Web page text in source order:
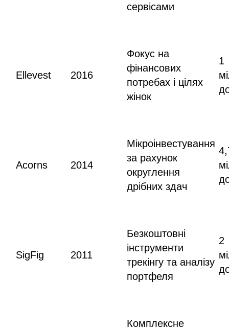
сервісами
Ellevest 2016
Фокус на
фінансових
потребах і цілях
жінок
1
Acorns 2014
Мікроінвестування
за рахунок
округлення
дрібних здач
SigFig 2011
Безкоштовні
інструменти
трекінгу та аналізу
портфеля
2
Комплексне